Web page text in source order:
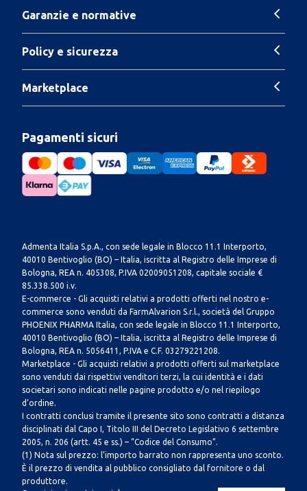
Garanzie e normative
Policy e sicurezza
Marketplace
Pagamenti sicuri
Admenta Italia S.p.A., con sede legale in Blocco 11.1 Interporto,
40010 Bentivoglio (BO) – Italia, iscritta al Registro delle Imprese di
Bologna, REA n. 405308, P.IVA 02009051208, capitale sociale €
85.338.500 i.v.
E-commerce - Gli acquisti relativi a prodotti offerti nel nostro e-
commerce sono venduti da FarmAlvarion S.r.l., società del Gruppo
PHOENIX PHARMA Italia, con sede legale in Blocco 11.1 Interporto,
40010 Bentivoglio (BO) – Italia, iscritta al Registro delle Imprese di
Bologna, REA n. 5056411, P.IVA e C.F. 03279221208.
Marketplace - Gli acquisti relativi a prodotti offerti sul marketplace
sono venduti dai rispettivi venditori terzi, la cui identità e i dati
societari sono indicati nelle pagine prodotto e/o nel riepilogo
d’ordine.
I contratti conclusi tramite il presente sito sono contratti a distanza
disciplinati dal Capo I, Titolo III del Decreto Legislativo 6 settembre
2005, n. 206 (artt. 45 e ss.) – “Codice del Consumo”.
(1) Nota sul prezzo: l’importo barrato non rappresenta uno sconto.
È il prezzo di vendita al pubblico consigliato dal fornitore o dal
produttore.